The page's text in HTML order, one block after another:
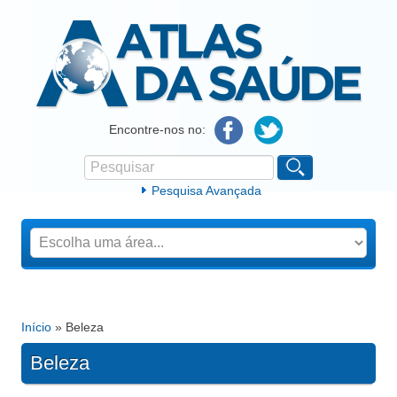
Atlas da SaúdeEncontre-nos no:
Formulário de procura
Pesquisar
Pesquisa Avançada
Está aqui
Início » Beleza
Beleza